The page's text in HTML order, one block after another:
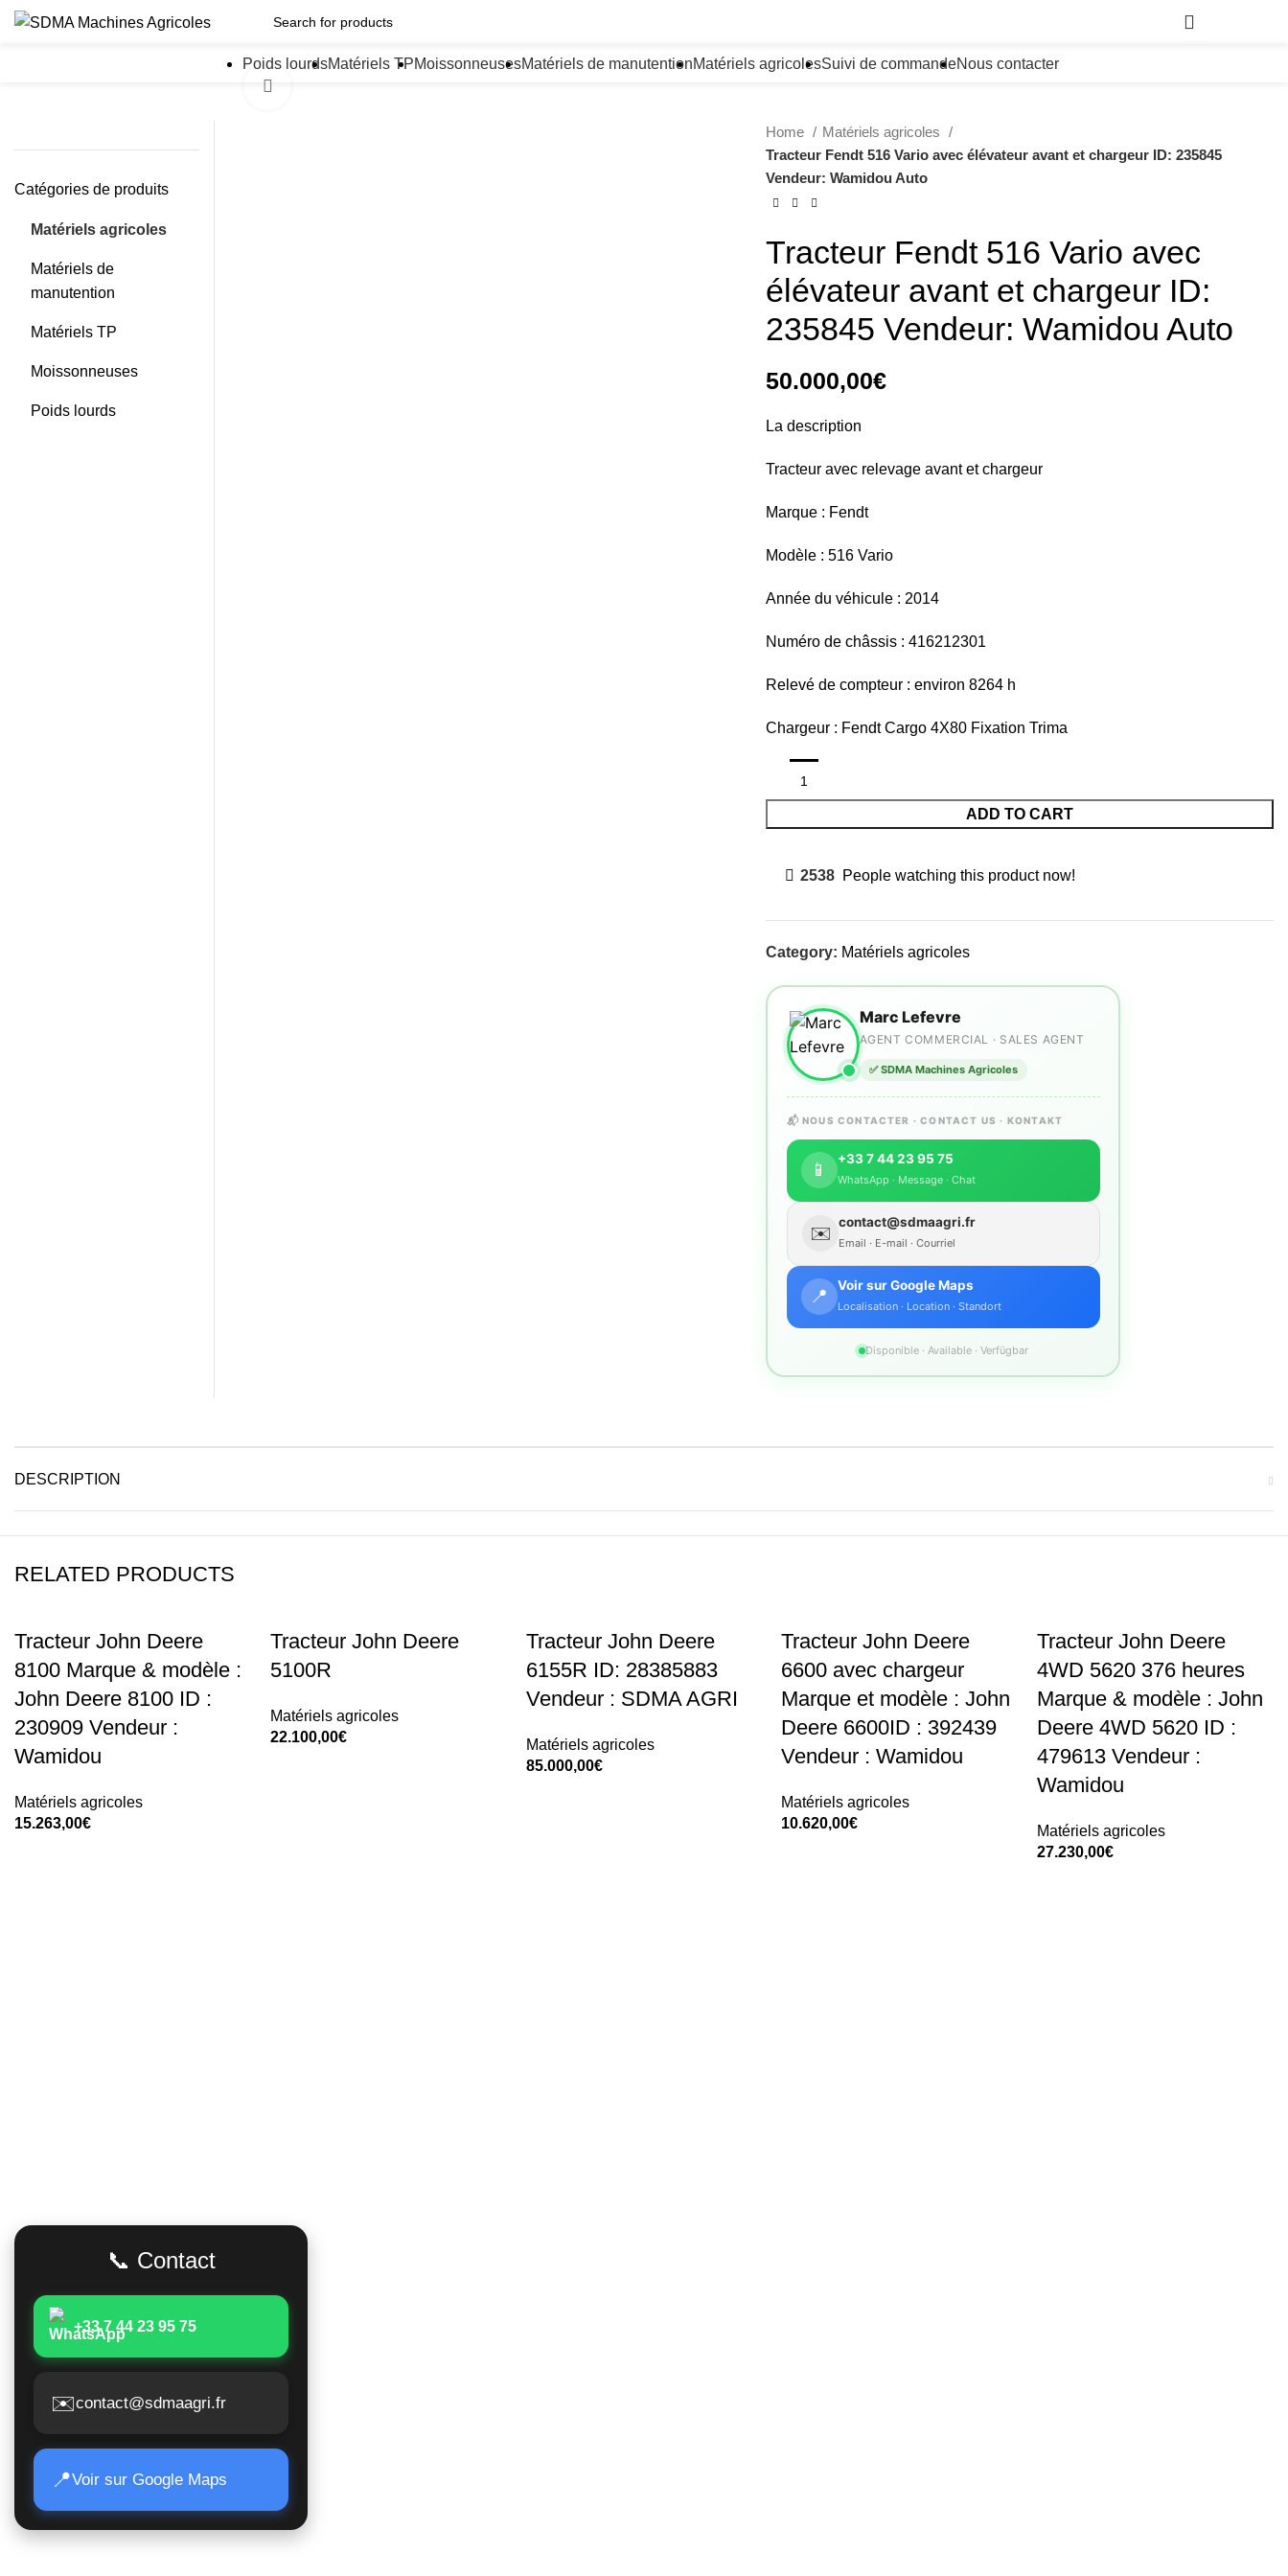
Poids lourdsMatériels TPMoissonneusesMatériels de manutentionMatériels agricolesSuivi de commandeNous contacter
Home
Matériels agricoles
Tracteur Fendt 516 Vario avec élévateur avant et chargeur ID: 235845
Vendeur: Wamidou Auto
Tracteur Fendt 516 Vario avec
élévateur avant et chargeur ID:
235845 Vendeur: Wamidou Auto
50.000,00€
La description
Tracteur avec relevage avant et chargeur
Marque : Fendt
Modèle : 516 Vario
Année du véhicule : 2014
Numéro de châssis : 416212301
Relevé de compteur : environ 8264 h
Chargeur : Fendt Cargo 4X80 Fixation Trima
ADD TO CART
2538 People watching this product now!
Category: Matériels agricoles
Marc Lefevre
AGENT COMMERCIAL · SALES AGENT
✅ SDMA Machines Agricoles
📬 NOUS CONTACTER · CONTACT US · KONTAKT
📱
+33 7 44 23 95 75
WhatsApp · Message · Chat
✉️
contact@sdmaagri.fr
Email · E-mail · Courriel
📍
Voir sur Google Maps
Localisation · Location · Standort
Disponible · Available · Verfügbar
Catégories de produits
Matériels agricoles
Matériels de
manutention
Matériels TP
Moissonneuses
Poids lourds
DESCRIPTION
RELATED PRODUCTS
Tracteur John Deere
8100 Marque & modèle :
John Deere 8100 ID :
230909 Vendeur :
Wamidou
Matériels agricoles
15.263,00€
Tracteur John Deere
5100R
Matériels agricoles
22.100,00€
HOT
Tracteur John Deere
6155R ID: 28385883
Vendeur : SDMA AGRI
Matériels agricoles
85.000,00€
Tracteur John Deere
6600 avec chargeur
Marque et modèle : John
Deere 6600ID : 392439
Vendeur : Wamidou
Matériels agricoles
10.620,00€
Tracteur John Deere
4WD 5620 376 heures
Marque & modèle : John
Deere 4WD 5620 ID :
479613 Vendeur :
Wamidou
Matériels agricoles
27.230,00€
📞 Contact
+33 7 44 23 95 75
✉️contact@sdmaagri.fr
📍Voir sur Google Maps